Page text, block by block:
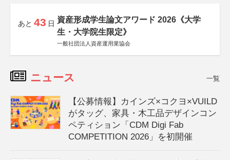
あと 43 日 資産形成学生論文アワード 2026《大学
生・大学院生限定》
一般社団法人資産運用業協会
ニュース 一覧
【公募情報】カインズ×コクヨ×VUILD
がタッグ、家具・木工品デザインコン
ペティション「CDM Digi Fab
COMPETITION 2026」を初開催